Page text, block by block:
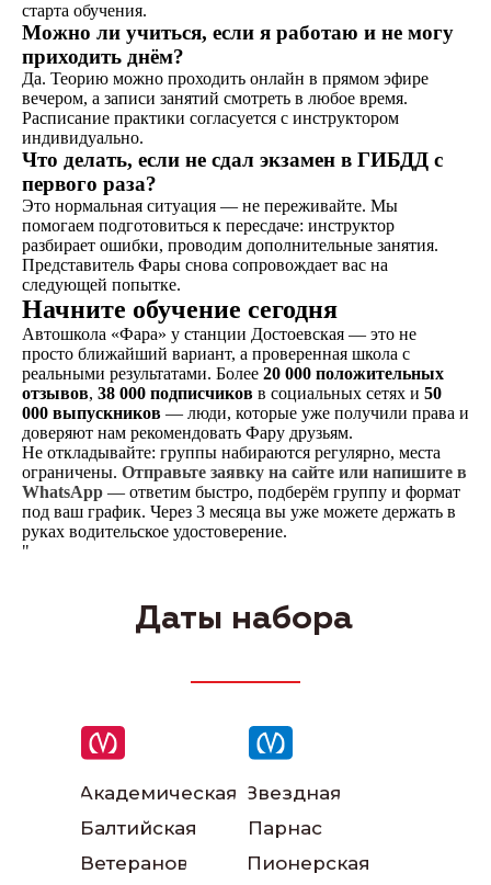
старта обучения.
Можно ли учиться, если я работаю и не могу
приходить днём?
Да. Теорию можно проходить онлайн в прямом эфире
вечером, а записи занятий смотреть в любое время.
Расписание практики согласуется с инструктором
индивидуально.
Что делать, если не сдал экзамен в ГИБДД с
первого раза?
Это нормальная ситуация — не переживайте. Мы
помогаем подготовиться к пересдаче: инструктор
разбирает ошибки, проводим дополнительные занятия.
Представитель Фары снова сопровождает вас на
следующей попытке.
Начните обучение сегодня
Автошкола «Фара» у станции Достоевская — это не
просто ближайший вариант, а проверенная школа с
реальными результатами. Более 20 000 положительных
отзывов, 38 000 подписчиков в социальных сетях и 50
000 выпускников — люди, которые уже получили права и
доверяют нам рекомендовать Фару друзьям.
Не откладывайте: группы набираются регулярно, места
ограничены. Отправьте заявку на сайте или напишите в
WhatsApp — ответим быстро, подберём группу и формат
под ваш график. Через 3 месяца вы уже можете держать в
руках водительское удостоверение.
"
Даты набора
Академическая
Балтийская
Ветеранов
Звездная
Пионерская
Парнас
Написать в ВКонтакте
Написать в телеграм
Наши инструкторы